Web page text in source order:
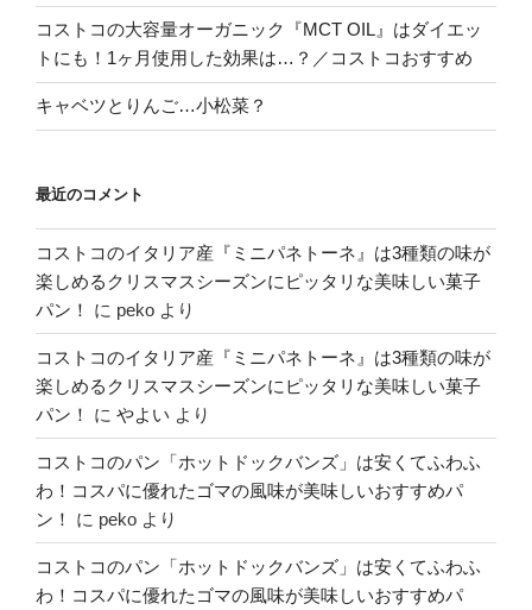
コストコの大容量オーガニック『MCT OIL』はダイエッ
トにも！1ヶ月使用した効果は…？／コストコおすすめ
キャベツとりんご…小松菜？
最近のコメント
コストコのイタリア産『ミニパネトーネ』は3種類の味が
楽しめるクリスマスシーズンにピッタリな美味しい菓子
パン！
に peko より
コストコのイタリア産『ミニパネトーネ』は3種類の味が
楽しめるクリスマスシーズンにピッタリな美味しい菓子
パン！
に やよい より
コストコのパン「ホットドックバンズ」は安くてふわふ
わ！コスパに優れたゴマの風味が美味しいおすすめパ
ン！
に peko より
コストコのパン「ホットドックバンズ」は安くてふわふ
わ！コスパに優れたゴマの風味が美味しいおすすめパ